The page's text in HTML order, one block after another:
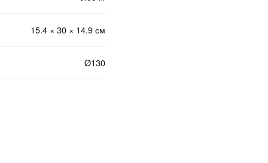
15.4 × 30 × 14.9 см
Ø130